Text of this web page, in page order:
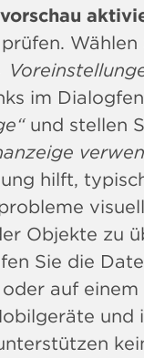
im
und stellen
hilft,
Objekte zu
Sie die
auf